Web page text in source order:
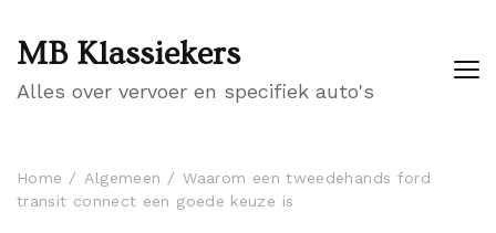
MB Klassiekers
Alles over vervoer en specifiek auto's
Home Algemeen
Waarom een tweedehands ford
transit connect een goede keuze is